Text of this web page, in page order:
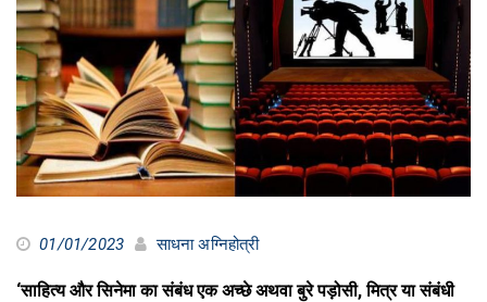
01/01/2023 साधना अग्निहोत्री
‘साहित्य और सिनेमा का संबंध एक अच्छे अथवा बुरे पड़ोसी, मित्र या संबंधी